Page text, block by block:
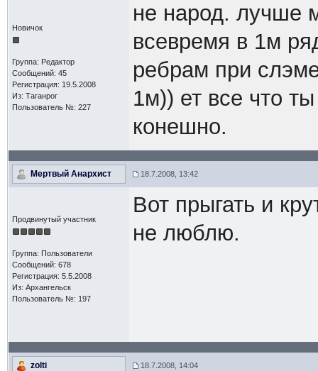
Новичок
Группа: Редактор
Сообщений: 45
Регистрация: 19.5.2008
Из: Таганрог
Пользователь №: 227
не народ. лучше
всевремя в 1м
ребрам при
1м)) ет все что
конешно.
Мертвый Анархист 18.7.2008, 13:42
Продвинутый участник
Группа: Пользователи
Сообщений: 678
Регистрация: 5.5.2008
Из: Архангельск
Пользователь №: 197
Вот прыгать и
не люблю.
zolti 18.7.2008, 14:04